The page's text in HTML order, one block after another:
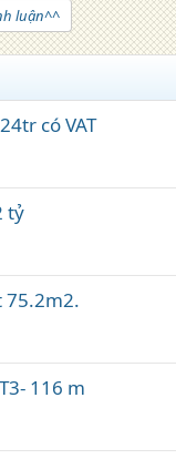
luận^^
có VAT
tỷ
75.2m2.
116 m